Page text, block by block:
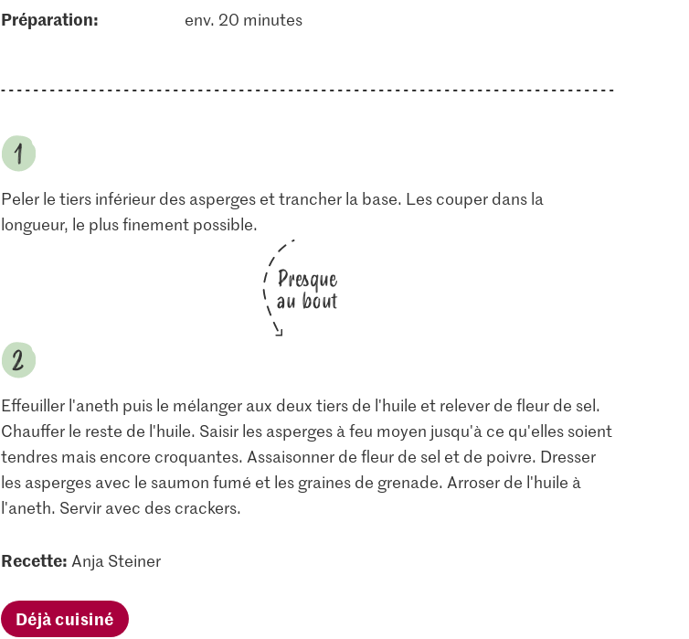
Préparation: env. 20 minutes
Peler le tiers inférieur des asperges et trancher la base. Les couper dans la
longueur, le plus finement possible.
Presque
au bout
Effeuiller l'aneth puis le mélanger aux deux tiers de l'huile et relever de fleur de sel.
Chauffer le reste de l'huile. Saisir les asperges à feu moyen jusqu'à ce qu'elles soient
tendres mais encore croquantes. Assaisonner de fleur de sel et de poivre. Dresser
les asperges avec le saumon fumé et les graines de grenade. Arroser de l'huile à
l'aneth. Servir avec des crackers.
Recette: Anja Steiner
Déjà cuisiné